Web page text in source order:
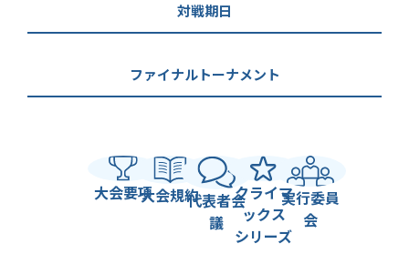
対戦期日
ファイナルトーナメント
大会要項大会規約代表者会
議
クライマ
ックス
シリーズ
実行委員
会